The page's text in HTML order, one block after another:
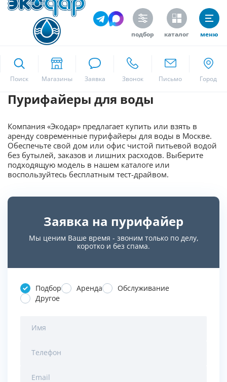
подбор каталог меню
Поиск
Москва
Да
Пурифайеры для воды
Компания «Экодар» предлагает купить или взять в
аренду современные пурифайеры для воды в Москве.
Обеспечьте свой дом или офис чистой питьевой водой
без бутылей, заказов и лишних расходов. Выберите
подходящую модель в нашем каталоге или
воспользуйтесь бесплатным тест-драйвом.
Заявка на пурифайер
Мы ценим Ваше время - звоним только по делу,
коротко и без спама.
Подбор Аренда
Обслуживание
Другое
Имя
Телефон
Email